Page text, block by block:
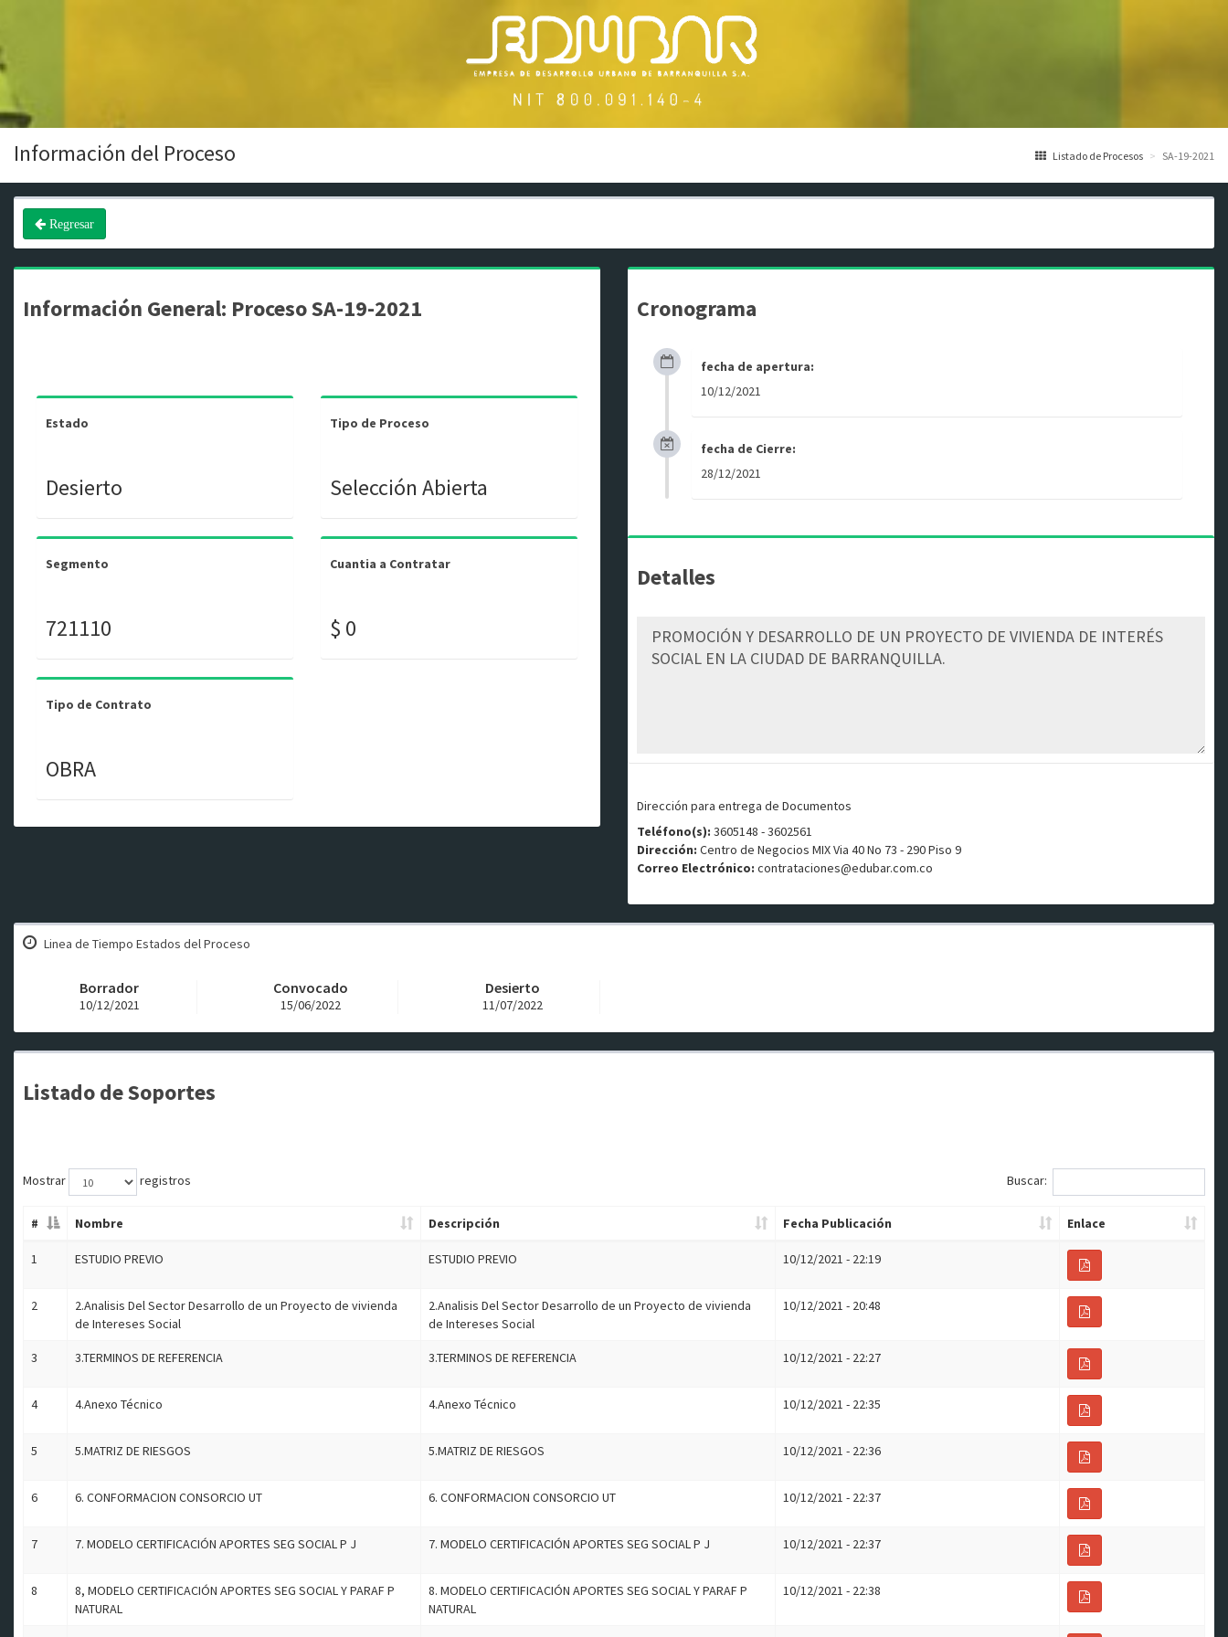
Información del Proceso Listado de Procesos SA-19-2021
Regresar
Información General: Proceso SA-19-2021
Estado
Desierto
Segmento
721110
Tipo de Proceso
Selección Abierta
Cuantia a Contratar
$ 0
Tipo de Contrato
OBRA
Cronograma
fecha de apertura:
10/12/2021
fecha de Cierre:
28/12/2021
Detalles
Dirección para entrega de Documentos
Teléfono(s): 3605148 - 3602561
Dirección: Centro de Negocios MIX Via 40 No 73 - 290 Piso 9
Correo Electrónico: contrataciones@edubar.com.co
Linea de Tiempo Estados del Proceso
Borrador
10/12/2021
Convocado
15/06/2022
Desierto
11/07/2022
Listado de Soportes
Mostrar registros Buscar:
# Nombre Descripción Fecha Publicación Enlace
1 ESTUDIO PREVIO ESTUDIO PREVIO 10/12/2021 - 22:19
2
2.Analisis Del Sector Desarrollo de un Proyecto de vivienda
de Intereses Social
2.Analisis Del Sector Desarrollo de un Proyecto de vivienda
de Intereses Social
10/12/2021 - 20:48
3 3.TERMINOS DE REFERENCIA 3.TERMINOS DE REFERENCIA 10/12/2021 - 22:27
4 4.Anexo Técnico 4.Anexo Técnico 10/12/2021 - 22:35
5 5.MATRIZ DE RIESGOS 5.MATRIZ DE RIESGOS 10/12/2021 - 22:36
6 6. CONFORMACION CONSORCIO UT 6. CONFORMACION CONSORCIO UT 10/12/2021 - 22:37
7 7. MODELO CERTIFICACIÓN APORTES SEG SOCIAL P J 7. MODELO CERTIFICACIÓN APORTES SEG SOCIAL P J 10/12/2021 - 22:37
8
8, MODELO CERTIFICACIÓN APORTES SEG SOCIAL Y PARAF P
NATURAL
8. MODELO CERTIFICACIÓN APORTES SEG SOCIAL Y PARAF P
NATURAL
10/12/2021 - 22:38